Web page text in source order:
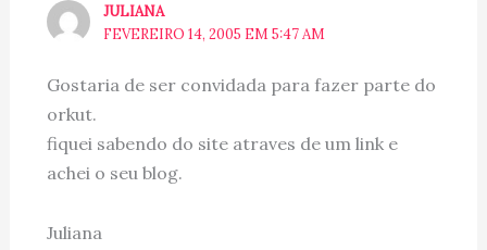
JULIANA
FEVEREIRO 14, 2005 EM 5:47 AM
Gostaria de ser convidada para fazer parte do
orkut.
fiquei sabendo do site atraves de um link e
achei o seu blog.
Juliana